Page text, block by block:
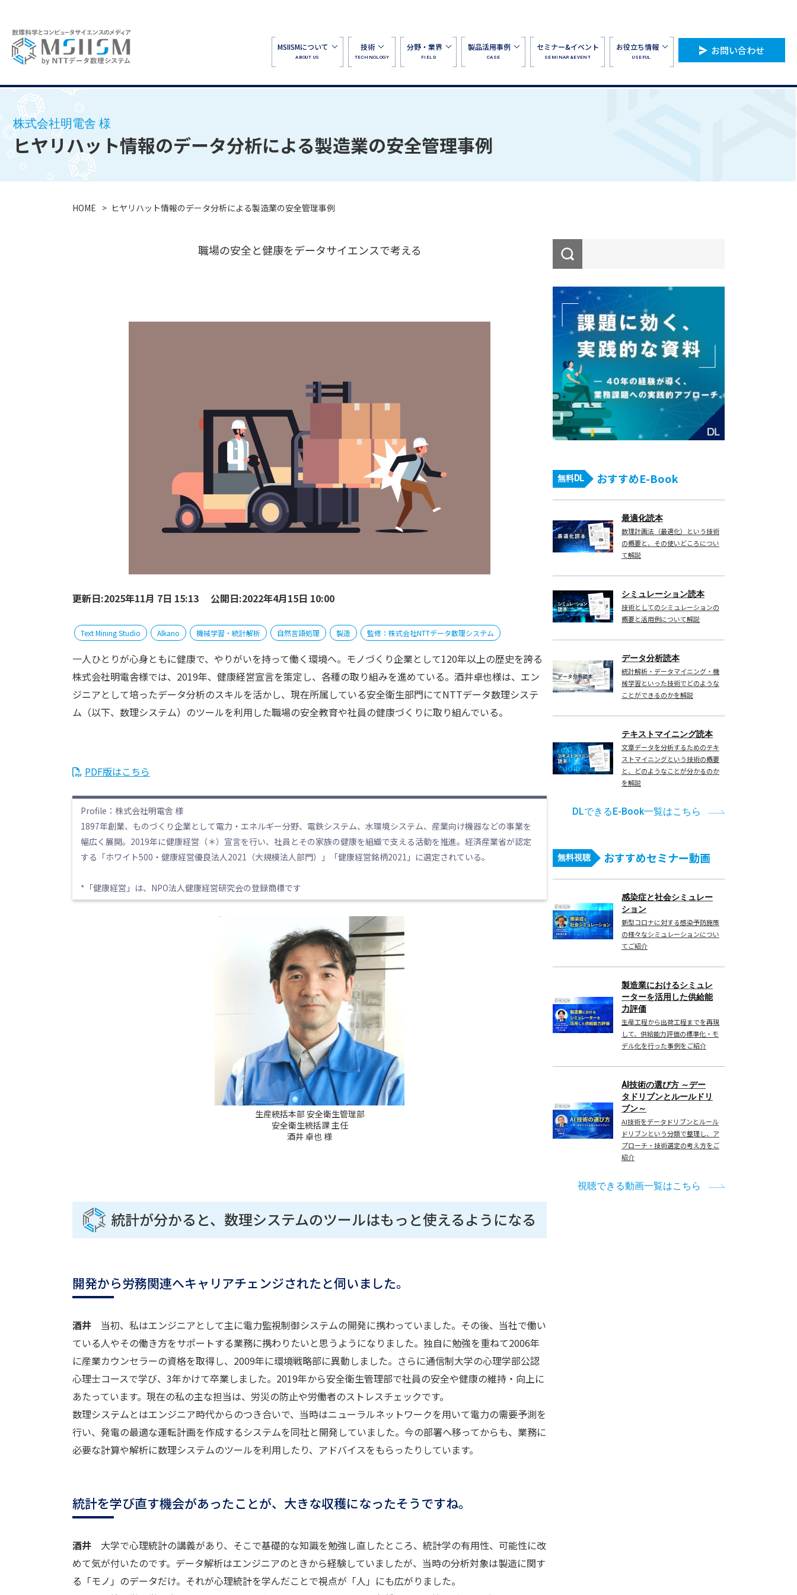
MSIISMについて
ABOUT US
技術
TECHNOLOGY
分野・業界
FIELD
製品活用事例
CASE
セミナー&イベント
SEMINAR&EVENT
お役立ち情報
USEFUL
お問い合わせ
株式会社明電舎 様
ヒヤリハット情報のデータ分析による製造業の安全管理事例
HOME ヒヤリハット情報のデータ分析による製造業の安全管理事例
職場の安全と健康をデータサイエンスで考える
更新日:2025年11月 7日 15:13 公開日:2022年4月15日 10:00
Text Mining Studio Alkano 機械学習・統計解析 自然言語処理 製造 監修：株式会社NTTデータ数理システム
一人ひとりが心身ともに健康で、やりがいを持って働く環境へ。モノづくり企業として120年以上の歴史を誇る
株式会社明電舎様では、2019年、健康経営宣言を策定し、各種の取り組みを進めている。酒井卓也様は、エン
ジニアとして培ったデータ分析のスキルを活かし、現在所属している安全衛生部門にてNTTデータ数理システ
ム（以下、数理システム）のツールを利用した職場の安全教育や社員の健康づくりに取り組んでいる。
PDF版はこちら
Profile：株式会社明電舎 様
1897年創業、ものづくり企業として電力・エネルギー分野、電鉄システム、水環境システム、産業向け機器などの事業を
幅広く展開。2019年に健康経営（＊）宣言を行い、社員とその家族の健康を組織で支える活動を推進。経済産業省が認定
する「ホワイト500・健康経営優良法人2021（大規模法人部門）」「健康経営銘柄2021」に選定されている。
*「健康経営」は、NPO法人健康経営研究会の登録商標です
生産統括本部 安全衛生管理部
安全衛生統括課 主任
酒井 卓也 様
統計が分かると、数理システムのツールはもっと使えるようになる
開発から労務関連へキャリアチェンジされたと伺いました。
酒井 当初、私はエンジニアとして主に電力監視制御システムの開発に携わっていました。その後、当社で働い
ている人やその働き方をサポートする業務に携わりたいと思うようになりました。独自に勉強を重ねて2006年
に産業カウンセラーの資格を取得し、2009年に環境戦略部に異動しました。さらに通信制大学の心理学部公認
心理士コースで学び、3年かけて卒業しました。2019年から安全衛生管理部で社員の安全や健康の維持・向上に
あたっています。現在の私の主な担当は、労災の防止や労働者のストレスチェックです。
数理システムとはエンジニア時代からのつき合いで、当時はニューラルネットワークを用いて電力の需要予測を
行い、発電の最適な運転計画を作成するシステムを同社と開発していました。今の部署へ移ってからも、業務に
必要な計算や解析に数理システムのツールを利用したり、アドバイスをもらったりしています。
統計を学び直す機会があったことが、大きな収穫になったそうですね。
酒井 大学で心理統計の講義があり、そこで基礎的な知識を勉強し直したところ、統計学の有用性、可能性に改
めて気が付いたのです。データ解析はエンジニアのときから経験していましたが、当時の分析対象は製造に関す
る「モノ」のデータだけ。それが心理統計を学んだことで視点が「人」にも広がりました。
無料DL おすすめE-Book
最適化読本
数理計画法（最適化）という技術
の概要と、その使いどころについ
て解説
シミュレーション読本
技術としてのシミュレーションの
概要と活用例について解説
データ分析読本
統計解析・データマイニング・機
械学習といった技術でどのような
ことができるのかを解説
テキストマイニング読本
文章データを分析するためのテキ
ストマイニングという技術の概要
と、どのようなことが分かるのか
を解説
DLできるE-Book一覧はこちら
無料視聴 おすすめセミナー動画
感染症と社会シミュレー
ション
新型コロナに対する感染予防施策
の様々なシミュレーションについ
てご紹介
製造業におけるシミュレ
ーターを活用した供給能
力評価
生産工程から出荷工程までを再現
して、供給能力評価の標準化・モ
デル化を行った事例をご紹介
AI技術の選び方 ～デー
タドリブンとルールドリ
ブン～
AI技術をデータドリブンとルール
ドリブンという分類で整理し、ア
プローチ・技術選定の考え方をご
紹介
視聴できる動画一覧はこちら